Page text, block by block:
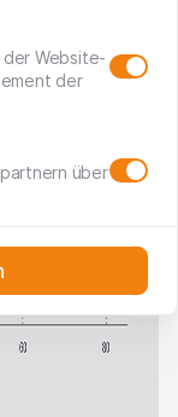
Website-
der
über